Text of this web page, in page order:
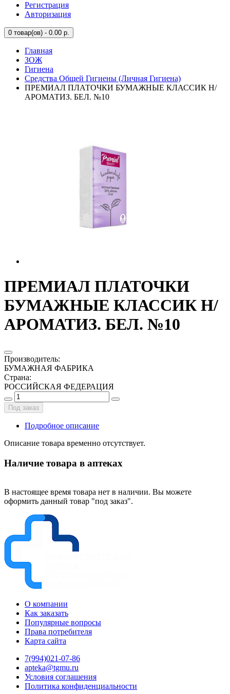
Регистрация
Авторизация
0 товар(ов) - 0.00 р.
Главная
ЗОЖ
Гигиена
Средства Общей Гигиены (Личная Гигиена)
ПРЕМИАЛ ПЛАТОЧКИ БУМАЖНЫЕ КЛАССИК Н/
АРОМАТИЗ. БЕЛ. №10
ПРЕМИАЛ ПЛАТОЧКИ
БУМАЖНЫЕ КЛАССИК Н/
АРОМАТИЗ. БЕЛ. №10
Производитель:
БУМАЖНАЯ ФАБРИКА
Страна:
РОССИЙСКАЯ ФЕДЕРАЦИЯ
Под заказ
Подробное описание
Описание товара временно отсутствует.
Наличие товара в аптеках
В настоящее время товара нет в наличии. Вы можете
оформить данный товар "под заказ".
О компании
Как заказать
Популярные вопросы
Права потребителя
Карта сайта
7(994)021-07-86
apteka@tgmu.ru
Условия соглашения
Политика конфиденциальности